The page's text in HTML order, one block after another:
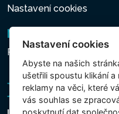
Nastavení cookies
Newsletter
Přihlášení k odběru
Nastavení cookies
Abyste na našich
ušetřili spoustu klikání
reklamy na věci, které
vás souhlas se
poskytnutí dat